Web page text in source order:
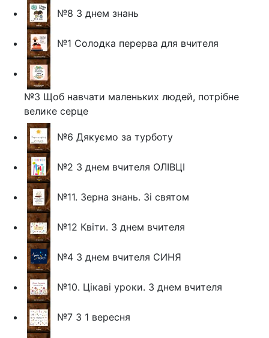
№8 З днем знань
№1 Солодка перерва для вчителя
№3 Щоб навчати маленьких людей, потрібне
велике серце
№6 Дякуємо за турботу
№2 З днем вчителя ОЛІВЦІ
№11. Зерна знань. Зі святом
№12 Квіти. З днем вчителя
№4 З днем вчителя СИНЯ
№10. Цікаві уроки. З днем вчителя
№7 З 1 вересня